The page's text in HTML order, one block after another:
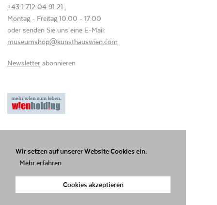
Wir setzen auf unserer Website Cookies ein.
Mehr erfahren
Cookies akzeptieren
+43 1 712 04 91 21
Montag - Freitag 10:00 - 17:00
oder senden Sie uns eine E-Mail:
museumshop@kunsthauswien.com
Newsletter abonnieren